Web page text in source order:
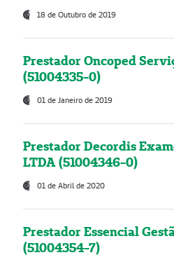
18 de Outubro de 2019
Prestador Oncoped
(51004335-0)
01 de Janeiro de 2019
Prestador Decordis
LTDA (51004346-0)
01 de Abril de 2020
Prestador Essencial
(51004354-7)